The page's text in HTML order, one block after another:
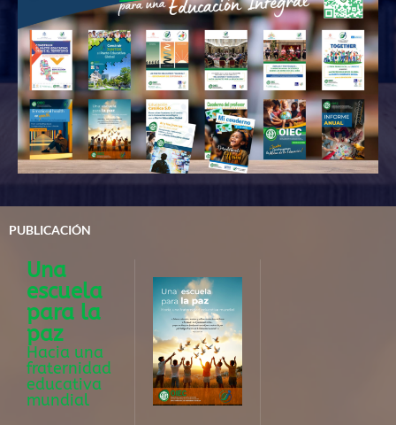
PUBLICACIÓN
Una
escuela
para la
paz
Hacia una
fraternidad
educativa
mundial